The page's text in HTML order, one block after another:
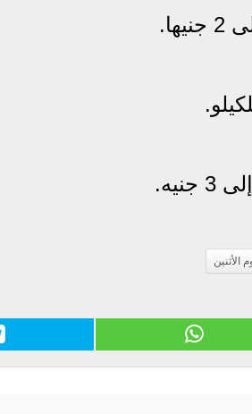
الأثنين